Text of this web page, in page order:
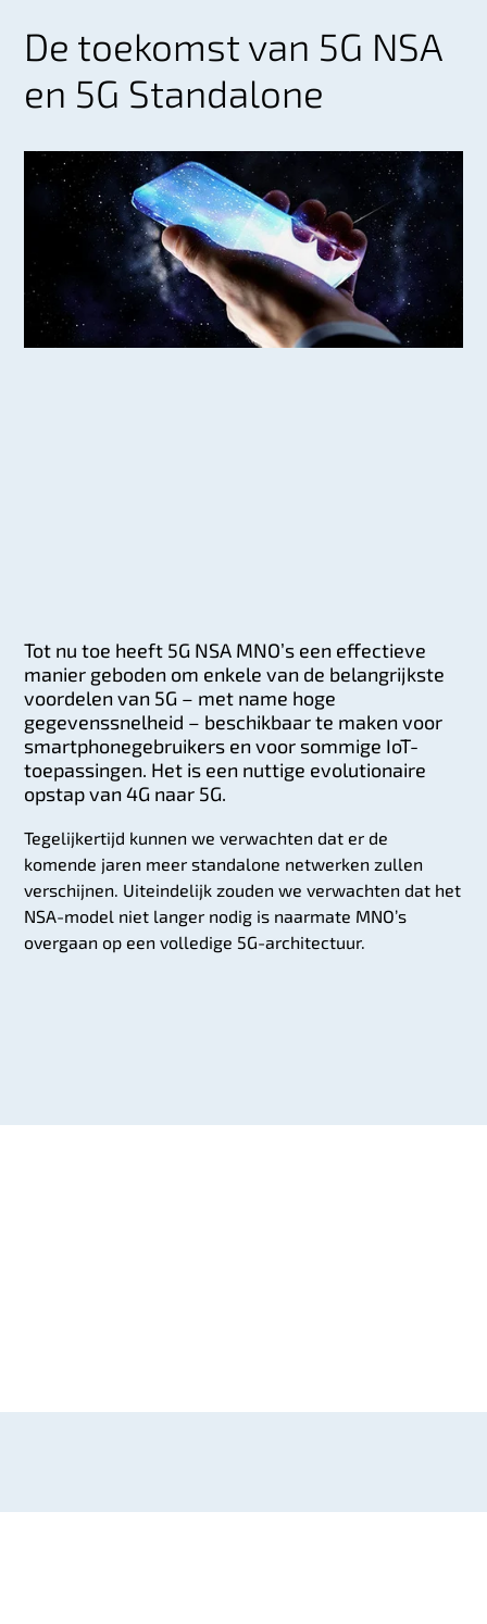
De toekomst van 5G NSA
en 5G Standalone
Tot nu toe heeft 5G NSA MNO’s een effectieve
manier geboden om enkele van de belangrijkste
voordelen van 5G – met name hoge
gegevenssnelheid – beschikbaar te maken voor
smartphonegebruikers en voor sommige IoT-
toepassingen. Het is een nuttige evolutionaire
opstap van 4G naar 5G.
Tegelijkertijd kunnen we verwachten dat er de
komende jaren meer standalone netwerken zullen
verschijnen. Uiteindelijk zouden we verwachten dat het
NSA-model niet langer nodig is naarmate MNO’s
overgaan op een volledige 5G-architectuur.